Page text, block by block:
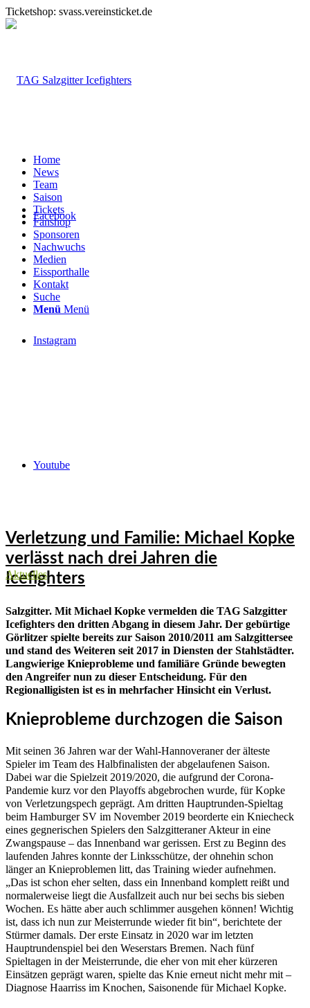
Ticketshop: svass.vereinsticket.de
Facebook
Instagram
Youtube
Home
News
Team
Saison
Tickets
Fanshop
Sponsoren
Nachwuchs
Medien
Eissporthalle
Kontakt
Suche
Menü Menü
Verletzung und Familie: Michael Kopke
verlässt nach drei Jahren die
Icefighters
Aktuelles
Salzgitter. Mit Michael Kopke vermelden die TAG Salzgitter
Icefighters den dritten Abgang in diesem Jahr. Der gebürtige
Görlitzer spielte bereits zur Saison 2010/2011 am Salzgittersee
und stand des Weiteren seit 2017 in Diensten der Stahlstädter.
Langwierige Knieprobleme und familiäre Gründe bewegten
den Angreifer nun zu dieser Entscheidung. Für den
Regionalligisten ist es in mehrfacher Hinsicht ein Verlust.
Knieprobleme durchzogen die Saison
Mit seinen 36 Jahren war der Wahl-Hannoveraner der älteste
Spieler im Team des Halbfinalisten der abgelaufenen Saison.
Dabei war die Spielzeit 2019/2020, die aufgrund der Corona-
Pandemie kurz vor den Playoffs abgebrochen wurde, für Kopke
von Verletzungspech geprägt. Am dritten Hauptrunden-Spieltag
beim Hamburger SV im November 2019 beorderte ein Kniecheck
eines gegnerischen Spielers den Salzgitteraner Akteur in eine
Zwangspause – das Innenband war gerissen. Erst zu Beginn des
laufenden Jahres konnte der Linksschütze, der ohnehin schon
länger an Knieproblemen litt, das Training wieder aufnehmen.
„Das ist schon eher selten, dass ein Innenband komplett reißt und
normalerweise liegt die Ausfallzeit auch nur bei sechs bis sieben
Wochen. Es hätte aber auch schlimmer ausgehen können! Wichtig
ist, dass ich nun zur Meisterrunde wieder fit bin“, berichtete der
Stürmer damals. Der erste Einsatz in 2020 war im letzten
Hauptrundenspiel bei den Weserstars Bremen. Nach fünf
Spieltagen in der Meisterrunde, die eher von mit eher kürzeren
Einsätzen geprägt waren, spielte das Knie erneut nicht mehr mit –
Diagnose Haarriss im Knochen, Saisonende für Michael Kopke.